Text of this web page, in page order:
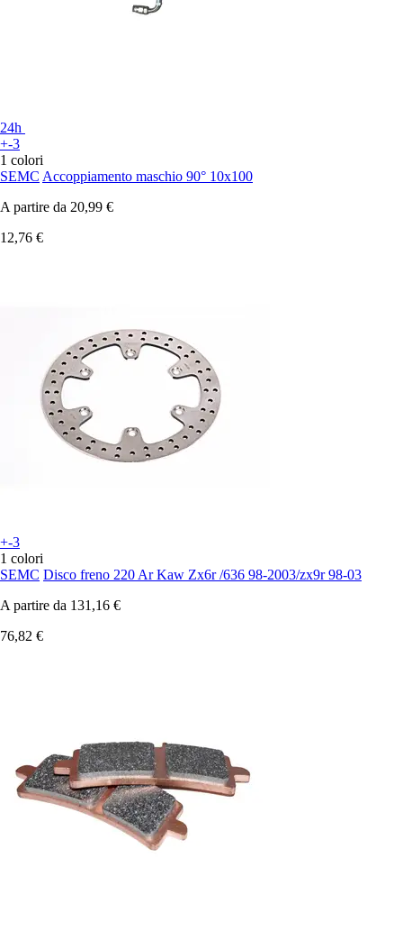
24h
+-3
1 colori
SEMC Accoppiamento maschio 90° 10x100
A partire da 20,99 €
12,76 €
+-3
1 colori
SEMC Disco freno 220 Ar Kaw Zx6r /636 98-2003/zx9r 98-03
A partire da 131,16 €
76,82 €